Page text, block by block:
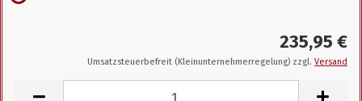
235,95 €
Umsatzsteuerbefreit (Kleinunternehmerregelung) zzgl. Versand